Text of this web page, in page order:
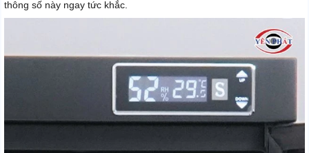
thông số này ngay tức khắc.